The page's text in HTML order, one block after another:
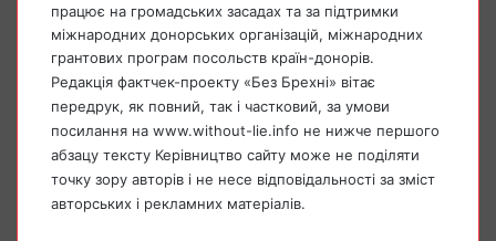
працює на громадських засадах та за підтримки
міжнародних донорських організацій, міжнародних
грантових програм посольств країн-донорів.
Редакція фактчек-проекту «Без Брехні» вітає
передрук, як повний, так і частковий, за умови
посилання на www.without-lie.info не нижче першого
абзацу тексту Керівництво сайту може не поділяти
точку зору авторів і не несе відповідальності за зміст
авторських і рекламних матеріалів.